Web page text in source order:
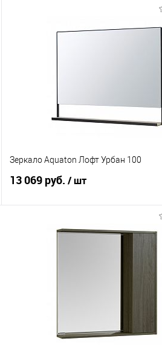
Зеркало Aquaton Лофт Урбан 100
13 069 руб. / шт
В корзину
Сравнение